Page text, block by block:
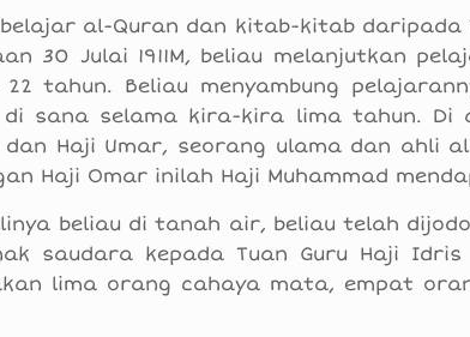
al-Quran dan kitab-kitab daripada
30 Julai 1911M, beliau melanjutkan
22 tahun. Beliau menyambung
di sana selama kira-kira lima tahun. Di
dan Haji Umar, seorang ulama dan ahli
Haji Omar inilah Haji Muhammad
beliau di tanah air, beliau telah
saudara kepada Tuan Guru Haji
lima orang cahaya mata, empat